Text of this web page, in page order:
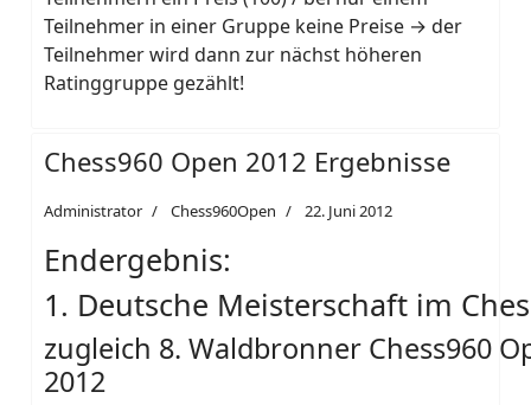
Teilnehmer in einer Gruppe keine Preise → der
Teilnehmer wird dann zur nächst höheren
Ratinggruppe gezählt!
Chess960 Open 2012 Ergebnisse
Administrator Chess960Open 22. Juni 2012
Endergebnis:
1. Deutsche Meisterschaft im
zugleich 8. Waldbronner Chess960
2012